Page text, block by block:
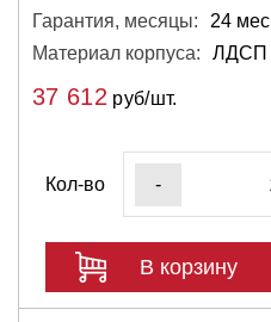
Гарантия, месяцы:
24 мес
Материал корпуса:
ЛДСП
37 612 руб/шт.
Кол-во -
В корзину